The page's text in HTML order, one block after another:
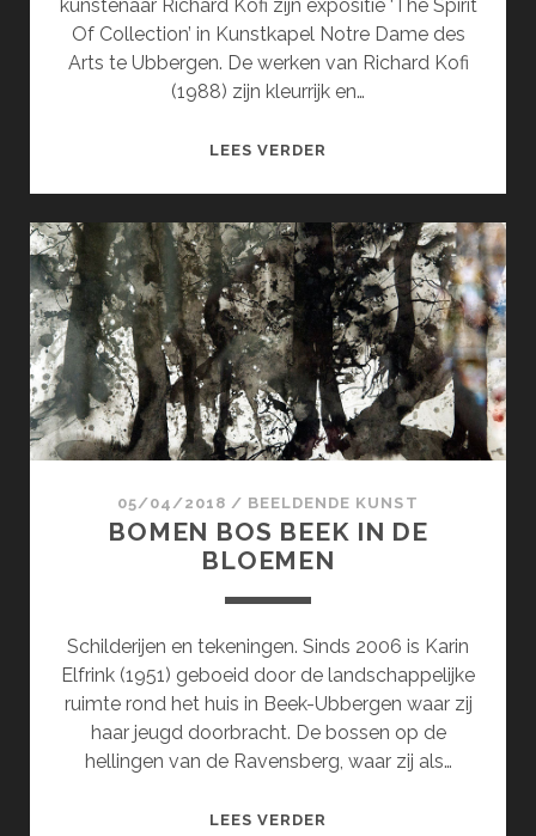
kunstenaar Richard Kofi zijn expositie ‘The Spirit
Of Collection’ in Kunstkapel Notre Dame des
Arts te Ubbergen. De werken van Richard Kofi
(1988) zijn kleurrijk en…
LEES VERDER
VAN
RICHARD
KOFI
05/04/2018 / BEELDENDE KUNST
BOMEN BOS BEEK IN DE
BLOEMEN
Schilderijen en tekeningen. Sinds 2006 is Karin
Elfrink (1951) geboeid door de landschappelijke
ruimte rond het huis in Beek-Ubbergen waar zij
haar jeugd doorbracht. De bossen op de
hellingen van de Ravensberg, waar zij als…
LEES VERDER